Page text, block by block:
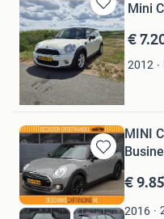
Bewaren
in
Mijn
Favorieten
Mini
€
2012
Pelle Binnekamp
Amersfoort
Bewaren
in
Mijn
Favorieten
MINI
€
2016